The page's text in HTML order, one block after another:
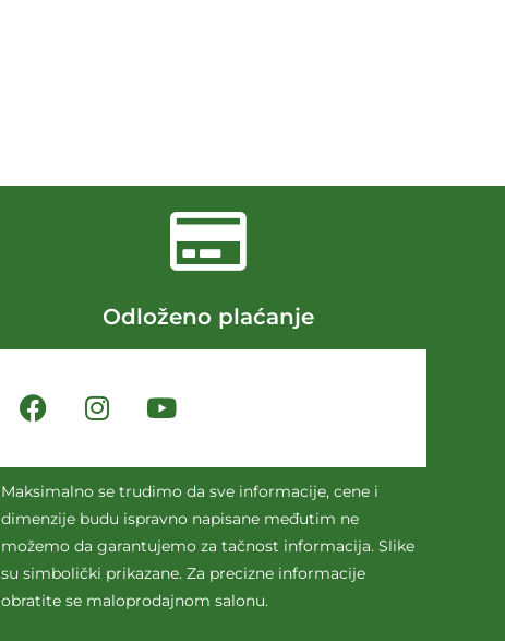
Odloženo plaćanje
Maksimalno se trudimo da sve informacije, cene i
dimenzije budu ispravno napisane međutim ne
možemo da garantujemo za tačnost informacija. Slike
su simbolički prikazane. Za precizne informacije
obratite se maloprodajnom salonu.